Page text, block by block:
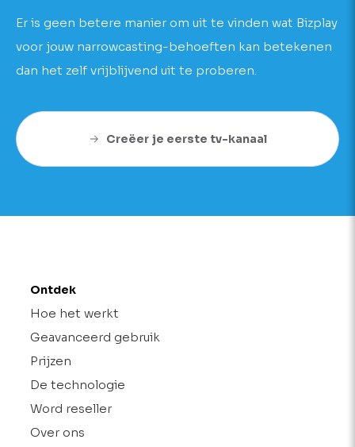
Er is geen betere manier om uit te vinden wat Bizplay
voor jouw narrowcasting-behoeften kan betekenen
dan het zelf vrijblijvend uit te proberen.
Creëer je eerste tv-kanaal
Ontdek
Hoe het werkt
Geavanceerd gebruik
Prijzen
De technologie
Word reseller
Over ons